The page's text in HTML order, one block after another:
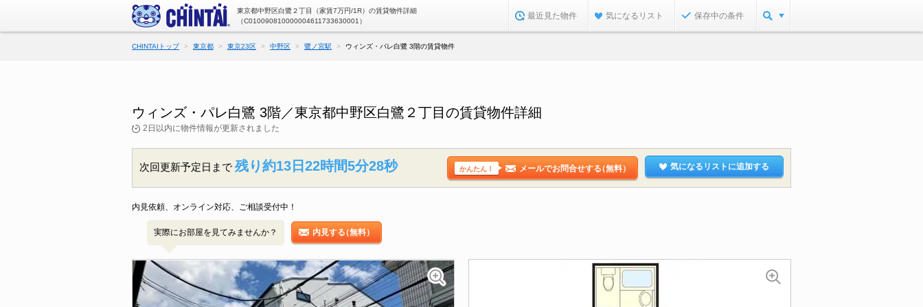
東京都中野区白鷺２丁目（家賃7万円/1R）の賃貸物件詳細
（C010090810000004611733630001）
最近見た物件 気になるリスト 保存中の条件
CHINTAIトップ 東京都 東京23区 中野区 鷺ノ宮駅 ウィンズ・パレ白鷺 3階の賃貸物件
ウィンズ・パレ白鷺 3階／東京都中野区白鷺２丁目の賃貸物件詳細
2日以内に物件情報が更新されました
次回更新予定日まで 残り約13日22時間5分27秒 かんたん！ メールでお問合せする（無料） 気になるリストに追加する
内見依頼、オンライン対応、ご相談受付中！
実際にお部屋を見てみませんか？ 内見する（無料）